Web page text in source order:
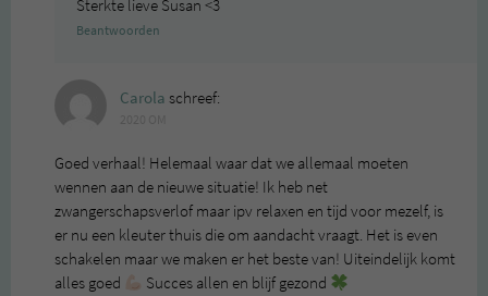
Sterkte lieve Susan <3
Beantwoorden
Carola schreef:
Goed verhaal! Helemaal waar dat we allemaal moeten
wennen aan de nieuwe situatie! Ik heb net
zwangerschapsverlof maar ipv relaxen en tijd voor mezelf, is
er nu een kleuter thuis die om aandacht vraagt. Het is even
schakelen maar we maken er het beste van! Uiteindelijk komt
alles goed
Succes allen en blijf gezond